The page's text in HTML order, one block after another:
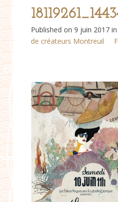
Published on 9 juin 2017 in
de créateurs Montreuil